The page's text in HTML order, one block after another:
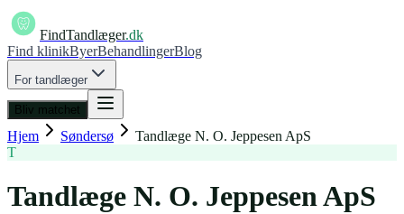
FindTandlæger.dk
Find klinikByerBehandlingerBlog
For tandlæger
Bliv matchet
Hjem Søndersø
Tandlæge N. O. Jeppesen ApS
T
Tandlæge N. O. Jeppesen ApS